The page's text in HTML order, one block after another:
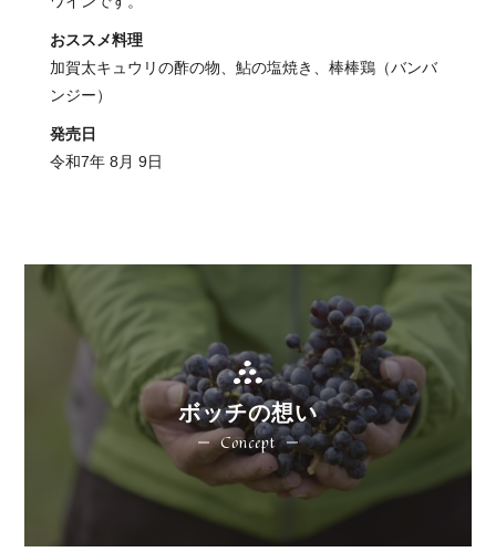
おススメ料理
加賀太キュウリの酢の物、鮎の塩焼き、棒棒鶏（バンバ
ンジー）
発売日
令和7年 8月 9日
ボッチの想い
Concept